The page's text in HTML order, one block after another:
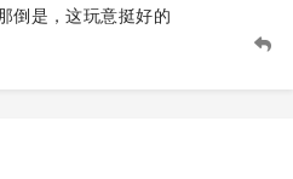
倒是，这玩意挺好的